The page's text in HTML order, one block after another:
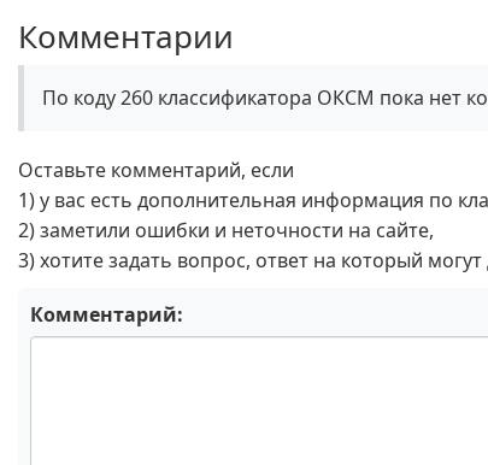
Комментарии
По коду 260 классификатора ОКСМ пока нет
Оставьте комментарий, если
1) у вас есть дополнительная информация по
2) заметили ошибки и неточности на сайте,
3) хотите задать вопрос, ответ на который
Комментарий: